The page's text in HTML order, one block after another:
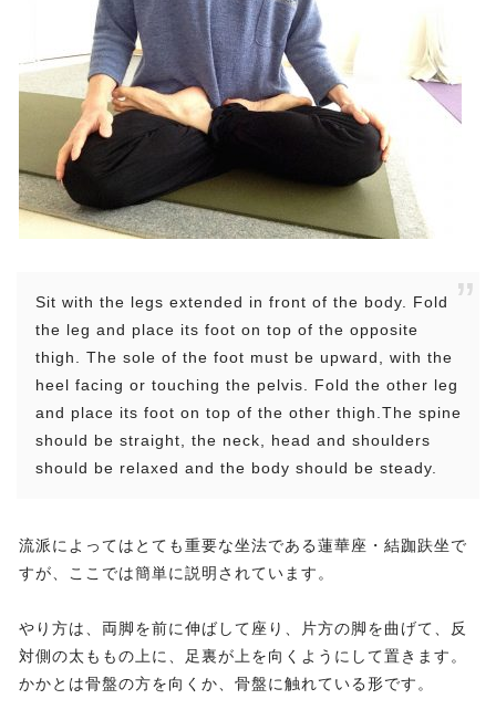
Sit with the legs extended in front of the body. Fold
the leg and place its foot on top of the opposite
thigh. The sole of the foot must be upward, with the
heel facing or touching the pelvis. Fold the other leg
and place its foot on top of the other thigh.The spine
should be straight, the neck, head and shoulders
should be relaxed and the body should be steady.
流派によってはとても重要な坐法である蓮華座・結跏趺坐で
すが、ここでは簡単に説明されています。
やり方は、両脚を前に伸ばして座り、片方の脚を曲げて、反
対側の太ももの上に、足裏が上を向くようにして置きます。
かかとは骨盤の方を向くか、骨盤に触れている形です。